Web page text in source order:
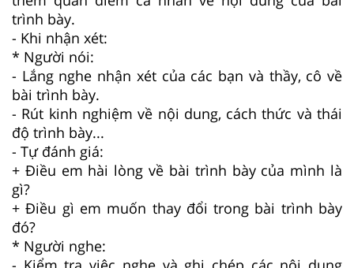
trình bày.
- Khi nhận xét:
* Người nói:
- Lắng nghe nhận xét của các bạn và thầy, cô về
bài trình bày.
- Rút kinh nghiệm về nội dung, cách thức và thái
độ trình bày...
- Tự đánh giá:
+ Điều em hài lòng về bài trình bày của mình là
gì?
+ Điều gì em muốn thay đổi trong bài trình bày
đó?
* Người nghe: